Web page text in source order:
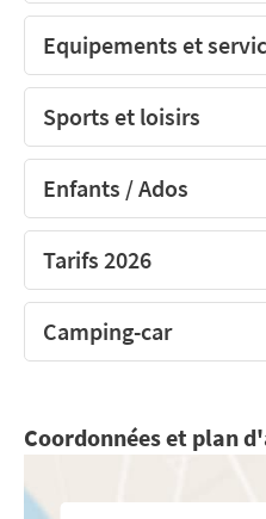
Equipements et
Sports et loisirs
Enfants / Ados
Tarifs 2026
Camping-car
Coordonnées et plan